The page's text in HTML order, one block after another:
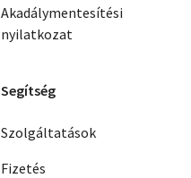
Akadálymentesítési
nyilatkozat
Segítség
Szolgáltatások
Fizetés